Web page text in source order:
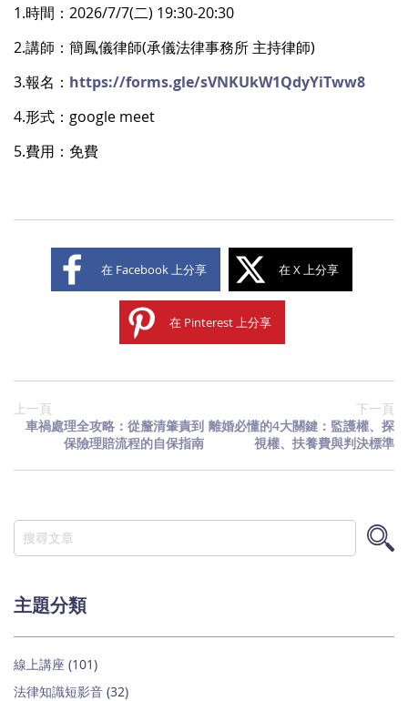
1.時間：2026/7/7(二) 19:30-20:30
2.講師：簡鳳儀律師(承儀法律事務所 主持律師)
3.報名： https://forms.gle/sVNKUkW1QdyYiTww8
4.形式：google meet
5.費用：免費
在 Facebook 上分享 在 X 上分享
在 Pinterest 上分享
上一頁
車禍處理全攻略：從釐清肇責到
保險理賠流程的自保指南
下一頁
離婚必懂的4大關鍵：監護權、探
視權、扶養費與判決標準
搜
尋
主題分類
線上講座 (101)
法律知識短影音 (32)